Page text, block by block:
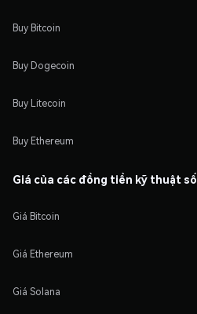
Buy Bitcoin
Buy Dogecoin
Buy Litecoin
Buy Ethereum
Giá của các đồng tiền kỹ thuật số
Giá Bitcoin
Giá Ethereum
Giá Solana